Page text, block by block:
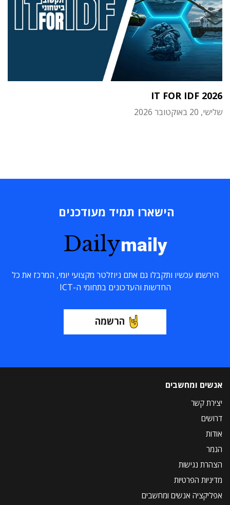
IT FOR IDF 2026
שלישי, 20 באוקטובר 2026
הישארו תמיד מעודכנים
Dailymaily
הירשמו עכשיו ותקבלו גם אתם ניוזלטר מקצועי יומי, המרכז את כל
החדשות והעדכונים בתחומי ה-ICT
הרשמה
אנשים ומחשבים
יצירת קשר
דרושים
אודות
הנמר
הצהרת נגישות
מדיניות הפרטיות
אפליקציה אנשים ומחשבים